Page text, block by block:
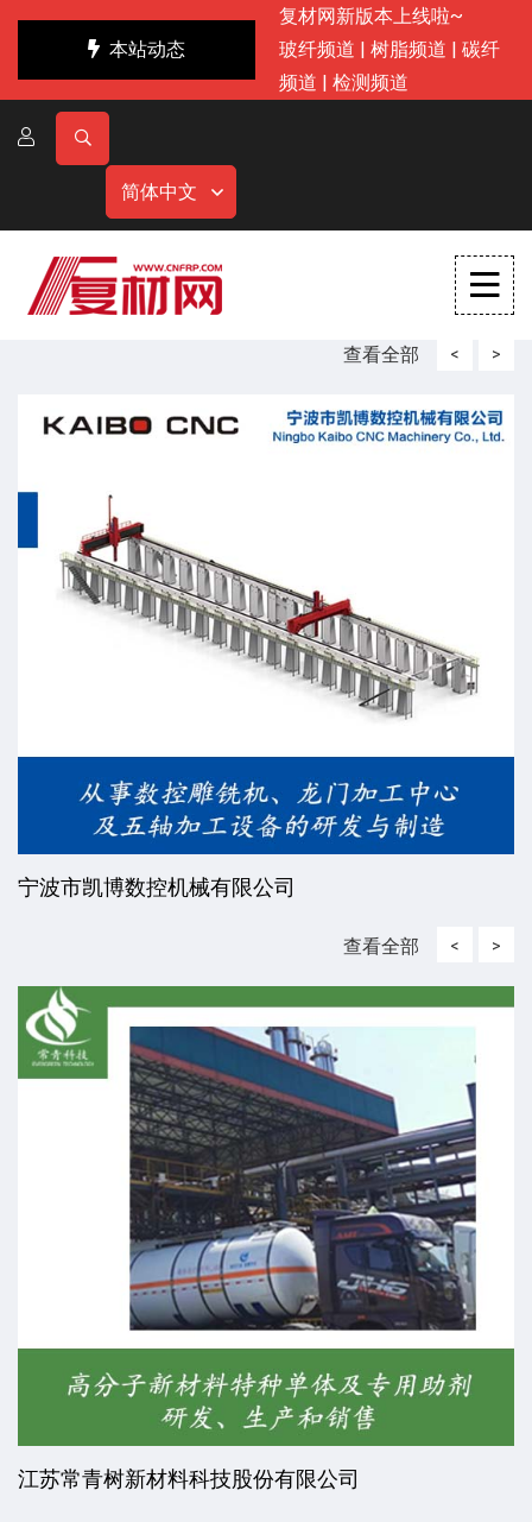
本站动态
复材网新版本上线啦~
玻纤频道 | 树脂频道 | 碳纤
频道 | 检测频道
简体中文
查看全部 <
宁波市凯博数控机械有限公司
>
查看全部 <
江苏常青树新材料科技股份有限公司
>